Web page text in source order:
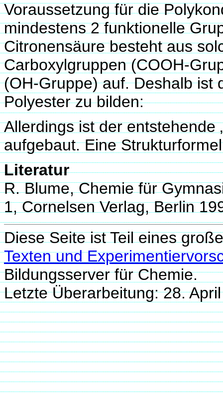
Voraussetzung für die
mindestens 2 funktionelle
Citronensäure besteht aus
Carboxylgruppen (COOH-
(OH-Gruppe) auf. Deshalb ist
Polyester zu bilden:
Allerdings ist der entstehende
aufgebaut. Eine
Literatur
R. Blume, Chemie für
1, Cornelsen Verlag, Berlin
Diese Seite ist Teil eines
Texten und
Bildungsserver für Chemie.
Letzte Überarbeitung: 28.